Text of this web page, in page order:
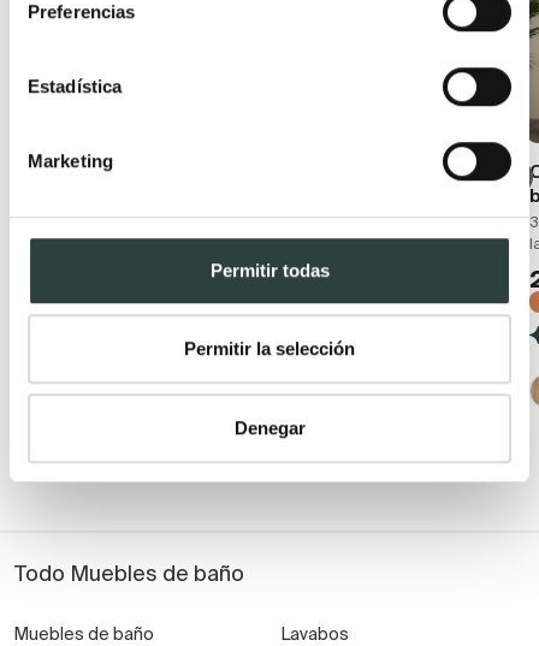
Preferencias
Estadística
Marketing
Permitir todas
Permitir la selección
Denegar
Conjunto mueble de
Bruntec Boston
cerámico y 2 cajones con
199,43€
(57)
Mueble de baño con
Bruntec Coban
suspendido
229,56€337,59€
Todo Muebles de baño
Muebles de baño
Lavabos